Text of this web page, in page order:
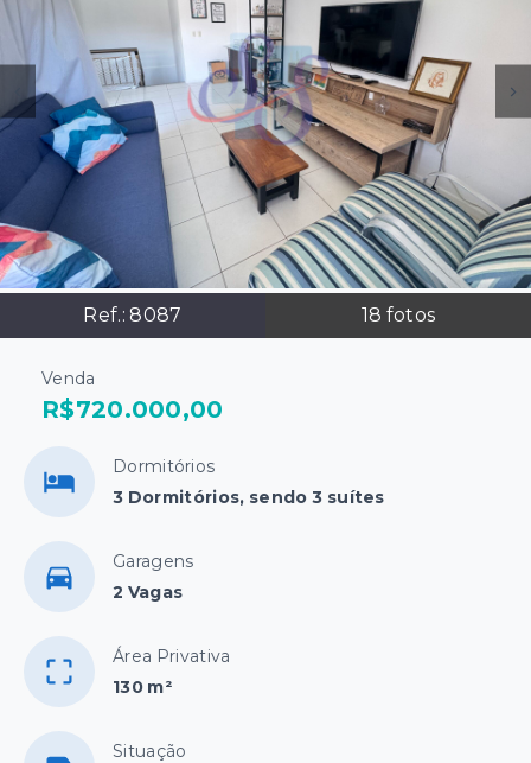
Ref.:8087 18 fotos
Venda
R$720.000,00
Dormitórios
3 Dormitórios, sendo 3 suítes
Garagens
2 Vagas
Área Privativa
130 m²
Situação